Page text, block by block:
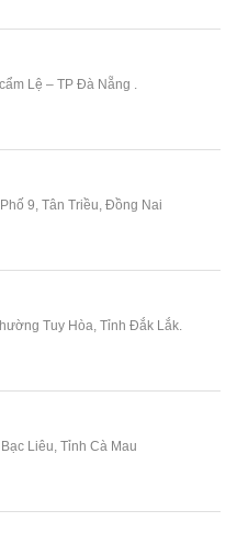
Lệ – TP Đà Nẵng .
9, Tân Triều, Đồng Nai
Tuy Hòa, Tỉnh Đắk Lắk.
Liêu, Tỉnh Cà Mau